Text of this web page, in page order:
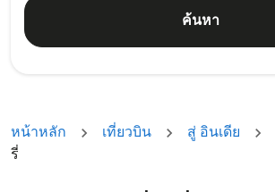
ค้นหา
หน้าหลัก เที่ยวบิน สู่ อินเดีย
รี่